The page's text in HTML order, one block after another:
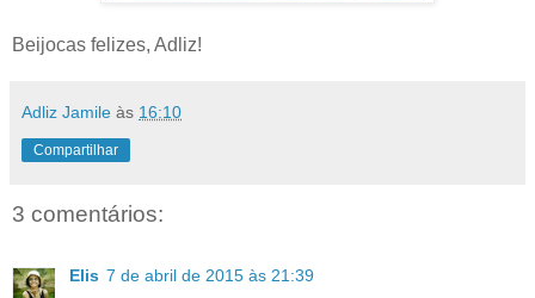
Beijocas felizes, Adliz!
Adliz Jamile às 16:10
Compartilhar
3 comentários:
Elis 7 de abril de 2015 às 21:39